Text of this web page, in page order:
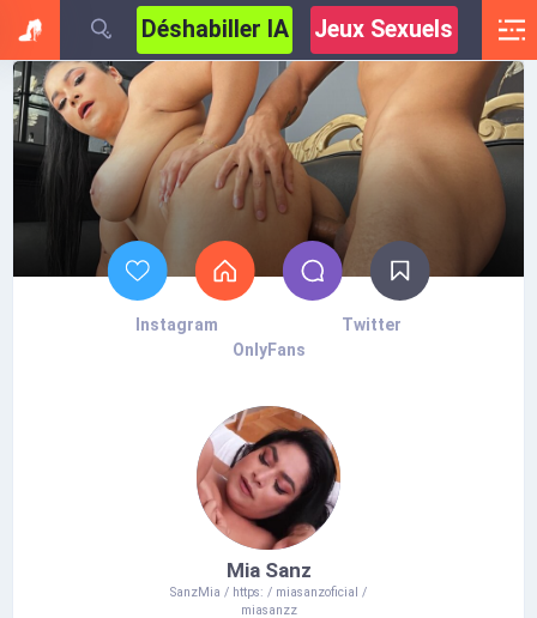
Déshabiller IA Jeux Sexuels
Instagram
Twitter
OnlyFans
Mia Sanz
SanzMia / https: / miasanzoficial /
miasanzz